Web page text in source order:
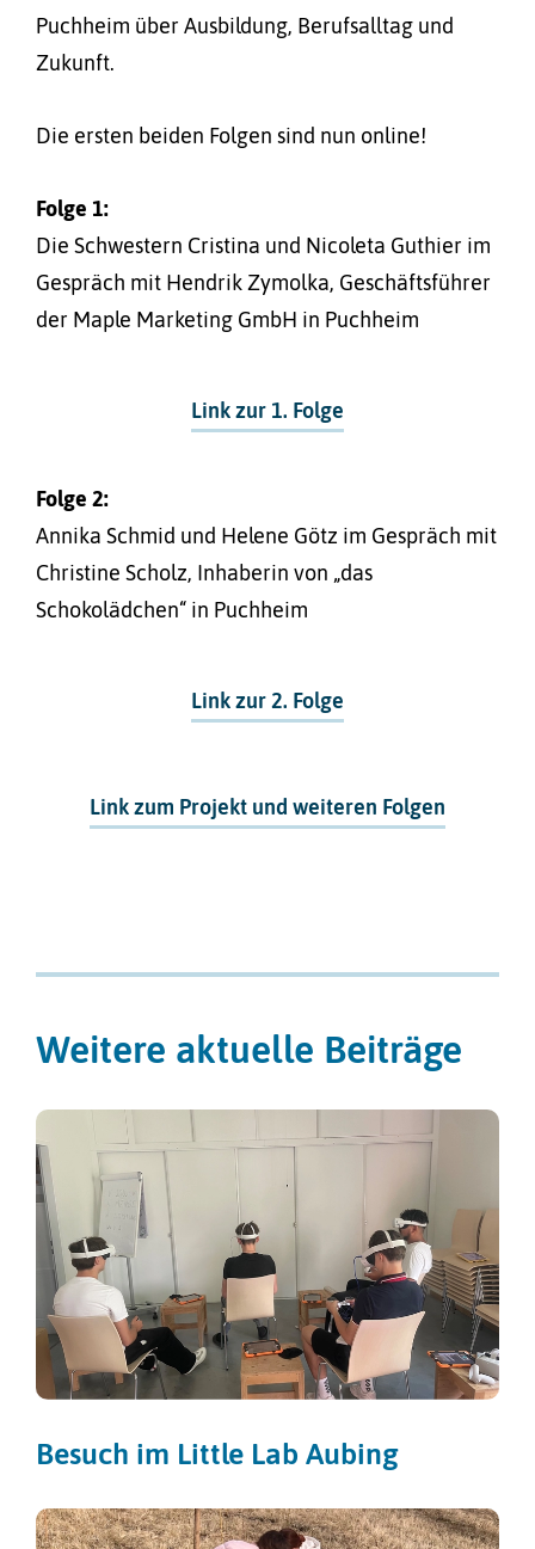
Puchheim über Ausbildung, Berufsalltag und
Zukunft.
Die ersten beiden Folgen sind nun online!
Folge 1:
Die Schwestern Cristina und Nicoleta Guthier im
Gespräch mit Hendrik Zymolka, Geschäftsführer
der Maple Marketing GmbH in Puchheim
Link zur 1. Folge
Folge 2:
Annika Schmid und Helene Götz im Gespräch mit
Christine Scholz, Inhaberin von „das
Schokolädchen“ in Puchheim
Link zur 2. Folge
Link zum Projekt und weiteren Folgen
Weitere aktuelle Beiträge
Besuch im Little Lab Aubing